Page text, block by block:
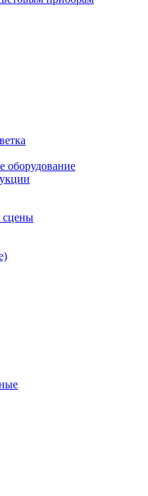
оборудование
сцены